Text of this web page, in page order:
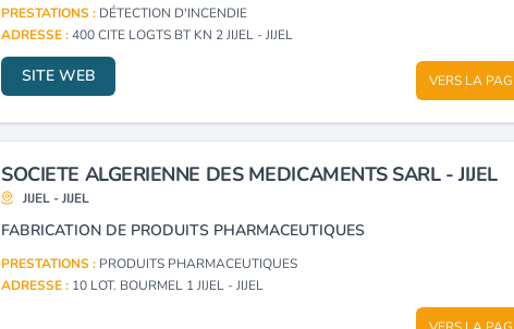
PRESTATIONS : DÉTECTION D'INCENDIE
ADRESSE :400 CITE LOGTS BT KN 2 JIJEL - JIJEL
SITE WEB VERS LA
SOCIETE ALGERIENNE DES MEDICAMENTS SARL - JIJEL
JIJEL - JIJEL
FABRICATION DE PRODUITS PHARMACEUTIQUES
PRESTATIONS : PRODUITS PHARMACEUTIQUES
ADRESSE : 10 LOT. BOURMEL 1 JIJEL - JIJEL